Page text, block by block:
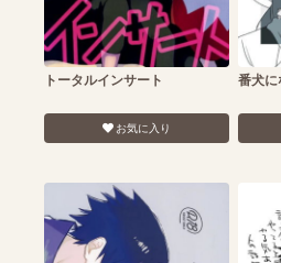
トータルインサート
お気に入り
番犬